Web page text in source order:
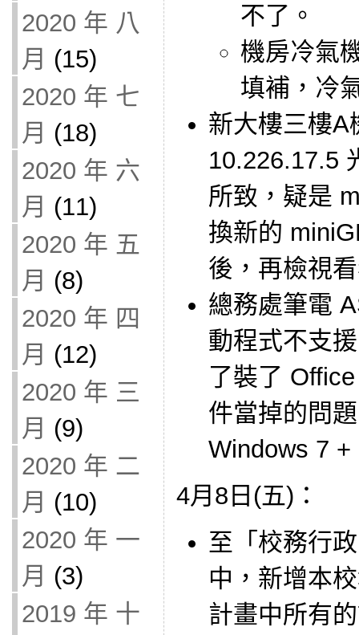
2020 年 八
月 (15)
2020 年 七
月 (18)
2020 年 六
月 (11)
2020 年 五
月 (8)
2020 年 四
月 (12)
2020 年 三
月 (9)
2020 年 二
月 (10)
2020 年 一
月 (3)
2019 年 十
不了。
機房冷氣
填補，冷
新大樓三樓A
10.226.17.5
所致，疑是
換新的
後，再檢視
總務處筆電
動程式不支
了裝了
件當掉的問
Windows 7
4月8日(五)：
至「校務行
中，新增本
計畫中所有